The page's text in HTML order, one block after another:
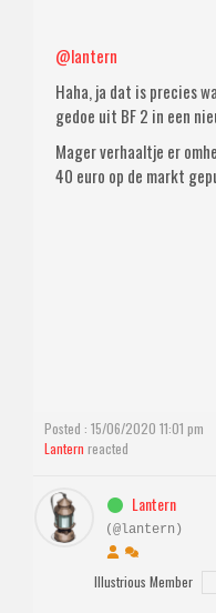
@lantern
Haha, ja dat is precies
gedoe uit BF 2 in een
Mager verhaaltje er
40 euro op de markt
Posted : 15/06/2020 11:01 pm
Lantern reacted
Lantern
(@lantern)
Illustrious Member